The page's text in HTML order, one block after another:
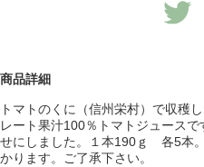
商品詳細
トマトのくに（信州栄村）で収穫
レート果汁100％トマトジュース
せにしました。１本190
かります。ご了承下さい。